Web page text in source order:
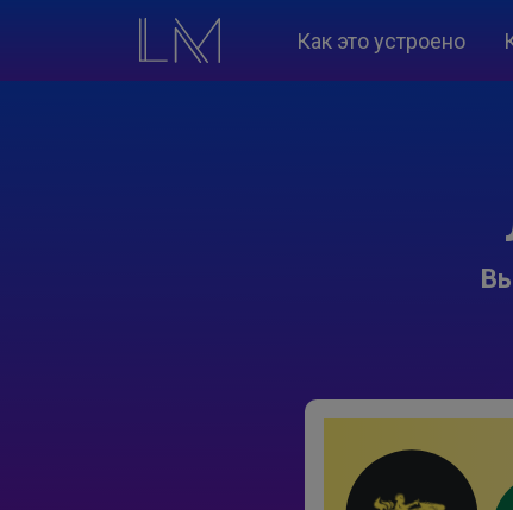
Как это устроено